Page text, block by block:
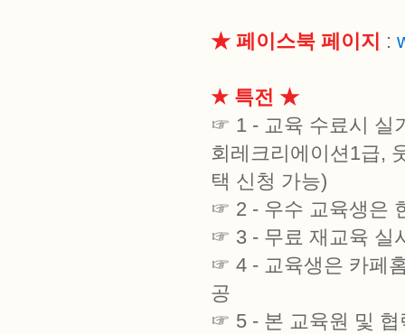
★ 페이스북 페이지 :
★ 특전 ★
☞ 1 - 교육 수료시 실
회레크리에이션1급,
택 신청 가능)
☞ 2 - 우수 교육생은
☞ 3 - 무료 재교육 실
☞ 4 - 교육생은 카페
공
☞ 5 - 본 교육원 및 협